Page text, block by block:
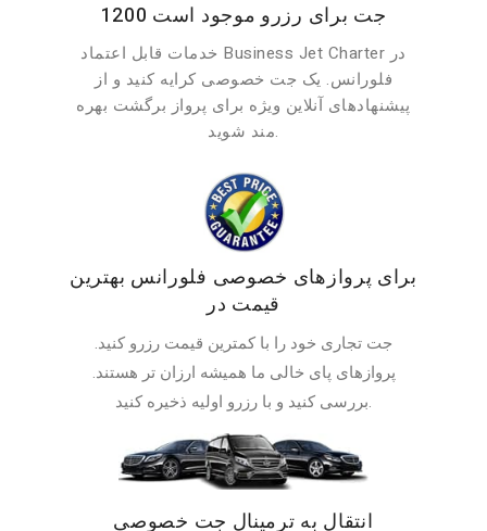
1200 جت برای رزرو موجود است
خدمات قابل اعتماد Business Jet Charter در
فلورانس. یک جت خصوصی کرایه کنید و از
پیشنهادهای آنلاین ویژه برای پرواز برگشت بهره
مند شوید.
برای پروازهای خصوصی فلورانس بهترین
قیمت در
جت تجاری خود را با کمترین قیمت رزرو کنید.
پروازهای پای خالی ما همیشه ارزان تر هستند.
بررسی کنید و با رزرو اولیه ذخیره کنید.
انتقال به ترمینال جت خصوصی